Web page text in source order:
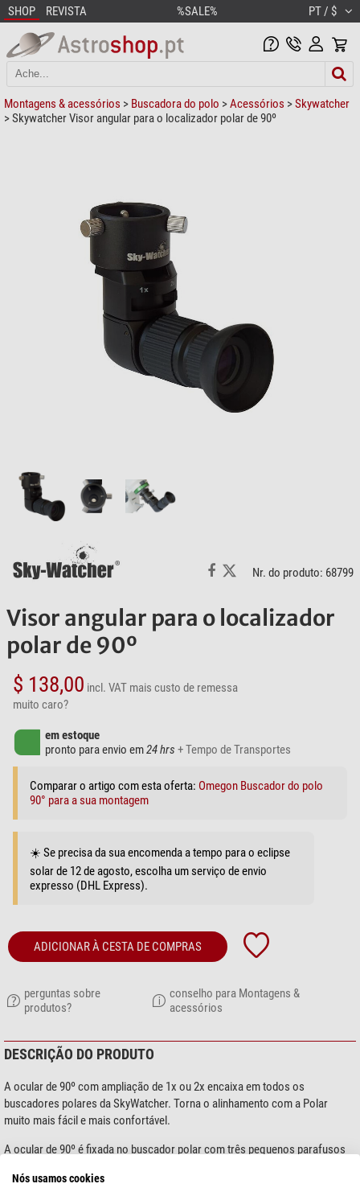
SHOP REVISTA %SALE% PT / $
Montagens & acessórios > Buscadora do polo >Acessórios >Skywatcher
> Skywatcher Visor angular para o localizador polar de 90º
Nr. do produto: 68799
Visor angular para o localizador
polar de 90º
$ 138,00 incl. VAT mais custo de remessa
muito caro?
em estoque
pronto para envio em24 hrs + Tempo de Transportes
Comparar o artigo com esta oferta: Omegon Buscador do polo
90° para a sua montagem
☀️ Se precisa da sua encomenda a tempo para o eclipse
solar de 12 de agosto, escolha um serviço de envio
expresso (DHL Express).
ADICIONAR À CESTA DE COMPRAS
perguntas sobre
produtos?
conselho para Montagens &
acessórios
DESCRIÇÃO DO PRODUTO
A ocular de 90º com ampliação de 1x ou 2x encaixa em todos os
buscadores polares da SkyWatcher. Torna o alinhamento com a Polar
muito mais fácil e mais confortável.
A ocular de 90º é fixada no buscador polar com três pequenos parafusos
30,1mm. As pontas de plástico previnem danos. Para uma visão ainda mais
Nós usamos cookies